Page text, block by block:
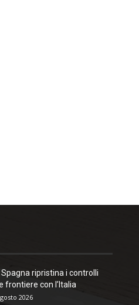
Spagna ripristina i controlli
frontiere con l’Italia
2026